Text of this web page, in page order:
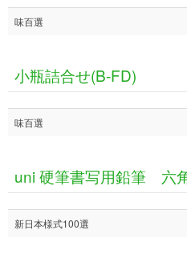
味百選
小瓶詰合せ(B‐FD)
味百選
uni 硬筆書写用鉛筆 六
新日本様式100選